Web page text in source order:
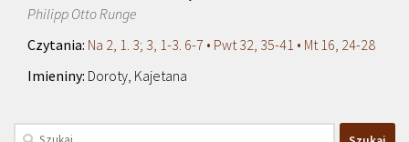
Philipp Otto Runge
Na 2, 1. 3; 3, 1-3. 6-7 • Pwt 32, 35-41 • Mt 16, 24-28
Doroty, Kajetana
Szukaj: